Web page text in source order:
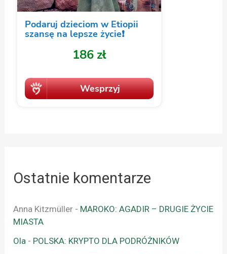
Ostatnie komentarze
Anna Kitzmüller - MAROKO: AGADIR – DRUGIE ŻYCIE
MIASTA
Ola - POLSKA: KRYPTO DLA PODRÓŻNIKÓW